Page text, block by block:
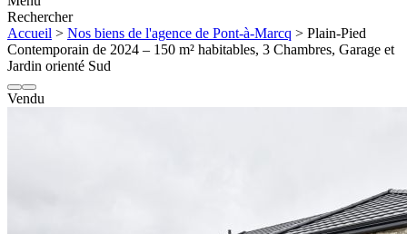
Rechercher
Accueil > Nos biens de l'agence de Pont-à-Marcq > Plain-Pied
Contemporain de 2024 – 150 m² habitables, 3 Chambres, Garage et
Jardin orienté Sud
Vendu